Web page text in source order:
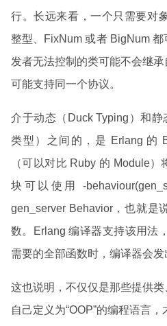
行。长远来看，一个只需要对
整型、FixNum 或者 BigNum
发者无法控制的类可能不会继
可能支持同一个协议。
介于动态（Duck Typing）和
类型）之间的，是 Erlang 的
（可以对比 Ruby 的 Module
块可以使用 -
gen_server Behavior，也就是
数。Erlang 编译器支持该用法
需要的全部函数时，编译器会发
这也说明，不仅仅是那些提供
自己定义为“OOP”的编程语言，